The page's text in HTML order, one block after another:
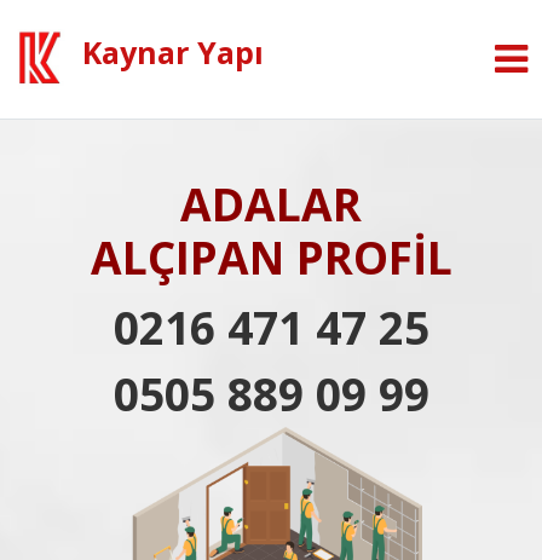
Kaynar Yapı
ADALAR
ALÇIPAN PROFİL
0216 471 47 25
0505 889 09 99